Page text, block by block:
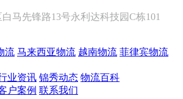
马先锋路13号永利达科技园C栋101
流 马来西亚物流 越南物流 菲律宾物流
业资讯 锦秀动态 物流百科
户案例 联系我们